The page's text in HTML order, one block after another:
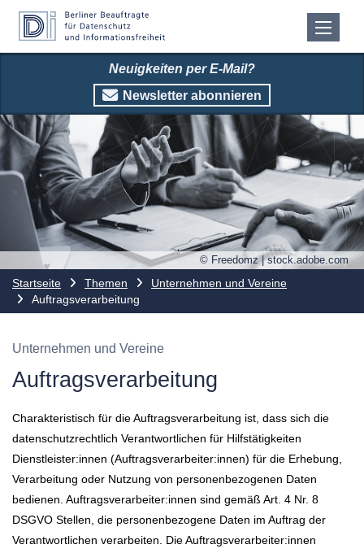
Neuigkeiten per E-Mail?
Newsletter abonnieren
© Freedomz | stock.adobe.com
Startseite Themen
Unternehmen und Vereine
Auftragsverarbeitung
Unternehmen und Vereine
Auftragsverarbeitung
Charakteristisch für die Auftragsverarbeitung ist, dass sich die
datenschutzrechtlich Verantwortlichen für Hilfstätigkeiten
Dienstleister:innen (Auftragsverarbeiter:innen) für die Erhebung,
Verarbeitung oder Nutzung von personenbezogenen Daten
bedienen. Auftragsverarbeiter:innen sind gemäß Art. 4 Nr. 8
DSGVO Stellen, die personenbezogene Daten im Auftrag der
Verantwortlichen verarbeiten. Die Auftragsverarbeiter:innen